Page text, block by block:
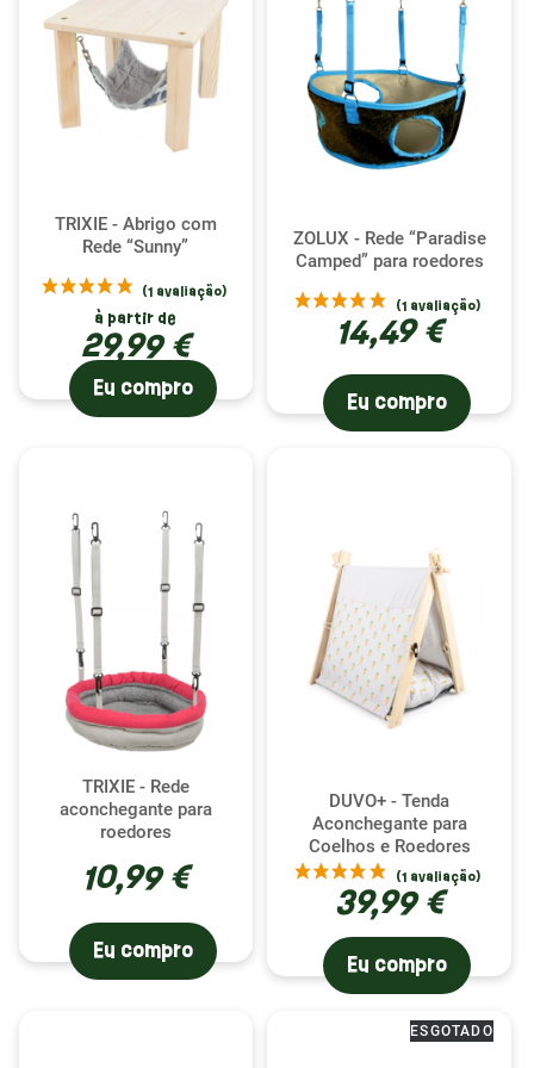
proporcionam tranquilidade quanto ao seu bem-
estar.
(1 avaliação)
TRIXIE - Abrigo com
Rede “Sunny”
à partir de
29,99 €
Eu compro
ZOLUX - Rede “Paradise
Camped” para roedores
14,49 €
Eu compro
TRIXIE - Rede
aconchegante para
roedores
10,99 €
Eu compro
DUVO+ - Tenda
Aconchegante para
Coelhos e Roedores
39,99 €
Eu compro
ESGOTADO